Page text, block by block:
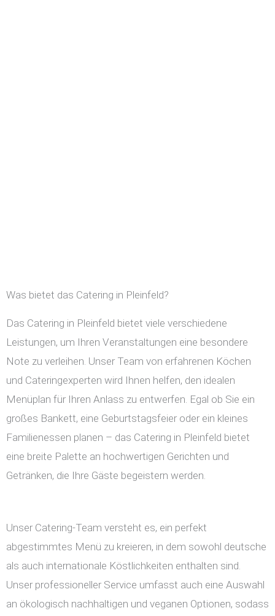
Was bietet das Catering in Pleinfeld?
Das Catering in Pleinfeld bietet viele verschiedene
Leistungen, um Ihren Veranstaltungen eine besondere
Note zu verleihen. Unser Team von erfahrenen Köchen
und Cateringexperten wird Ihnen helfen, den idealen
Menüplan für Ihren Anlass zu entwerfen. Egal ob Sie ein
großes Bankett, eine Geburtstagsfeier oder ein kleines
Familienessen planen – das Catering in Pleinfeld bietet
eine breite Palette an hochwertigen Gerichten und
Getränken, die Ihre Gäste begeistern werden.
Unser Catering-Team versteht es, ein perfekt
abgestimmtes Menü zu kreieren, in dem sowohl deutsche
als auch internationale Köstlichkeiten enthalten sind.
Unser professioneller Service umfasst auch eine Auswahl
an ökologisch nachhaltigen und veganen Optionen, sodass